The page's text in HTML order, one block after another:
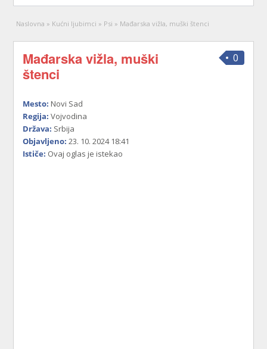
Naslovna » Kućni ljubimci » Psi » Mađarska vižla, muški štenci
0
Mađarska vižla, muški
štenci
Mesto: Novi Sad
Regija: Vojvodina
Država: Srbija
Objavljeno: 23. 10. 2024 18:41
Ističe: Ovaj oglas je istekao